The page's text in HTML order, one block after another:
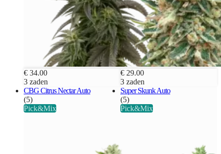
€ 34.00
3 zaden
€ 29.00
3 zaden
CBG Citrus Nectar Auto
(5)
Pick&Mix
Super Skunk Auto
(5)
Pick&Mix